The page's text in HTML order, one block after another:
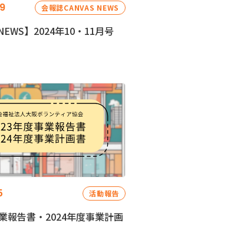
会報誌CANVAS NEWS
】2024年10・11月号
活動報告
報告書・2024年度事業計画